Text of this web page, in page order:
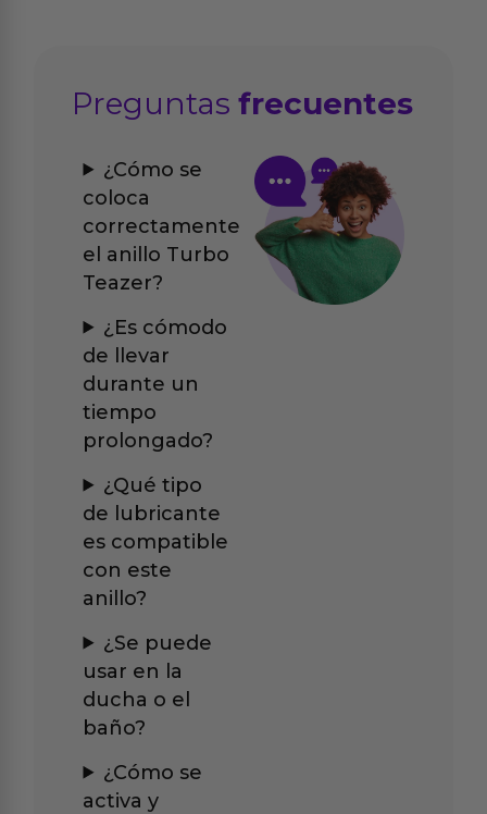
Preguntasfrecuentes
¿Cómo se
coloca
correctamente
el anillo Turbo
Teazer?
¿Es cómodo
de llevar
durante un
tiempo
prolongado?
¿Qué tipo
de lubricante
es compatible
con este
anillo?
¿Se puede
usar en la
ducha o el
baño?
¿Cómo se
activa y